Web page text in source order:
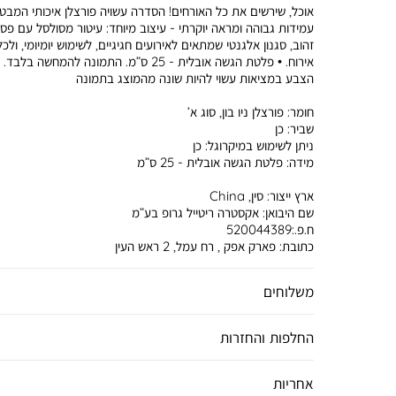
משלוחים
החלפות והחזרות
אחריות
אוכל, שירשים את כל האורחים! הסדרה עשויה פורצלן איכותי
עמידות גבוהה ומראה יוקרתי - עיצוב מיוחד: עיטור מסולסל עם פס
זהוב, סגנון אלגנטי שמתאים לאירועים חגיגיים, לשימוש יומיומי,
אירוח. • פלטת הגשה אובלית - 25 ס”מ. התמונה להמחשה בלבד.
הצבע במציאות עשוי להיות שונה מהמוצג בתמונה
חומר:פורצלן ניו בון, סוג א’
שביר:כן
ניתן לשימוש במיקרוגל:כן
מידה:פלטת הגשה אובלית - 25 ס”מ
ארץ ייצור:סין, China
שם היבואן:אקסטרה ריטייל גרופ בע”מ
ח.פ.:520044389
כתובת:פארק אפק , רח עמל, 2 ראש העין